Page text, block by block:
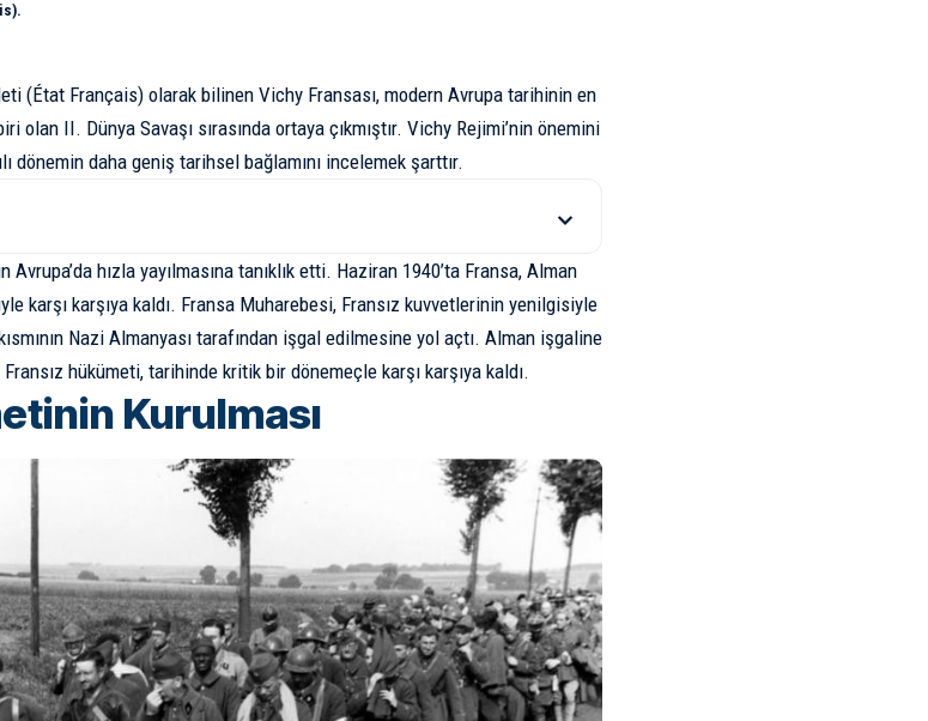
(État Français) olarak bilinen Vichy Fransası, modern Avrupa tarihinin en
olan II. Dünya Savaşısırasında ortaya çıkmıştır. Vichy Rejimi’nin önemini
dönemin daha geniş tarihsel bağlamını incelemek şarttır.
Avrupa’da hızla yayılmasına tanıklık etti. Haziran 1940’ta Fransa, Alman
karşı karşıya kaldı. Fransa Muharebesi, Fransız kuvvetlerinin yenilgisiyle
Nazi Almanyası tarafından işgal edilmesine yol açtı. Alman işgaline
hükümeti, tarihinde kritik bir dönemeçle karşı karşıya kaldı.
Kurulması